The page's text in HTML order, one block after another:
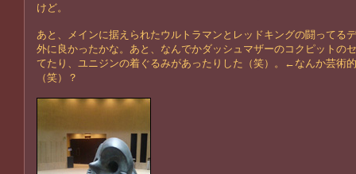
けど。
あと、メインに据えられたウルトラマンとレッドキングの闘ってる
外に良かったかな。あと、なんでかダッシュマザーのコクピットの
てたり、ユニジンの着ぐるみがあったりした（笑）。←なんか芸術
（笑）？